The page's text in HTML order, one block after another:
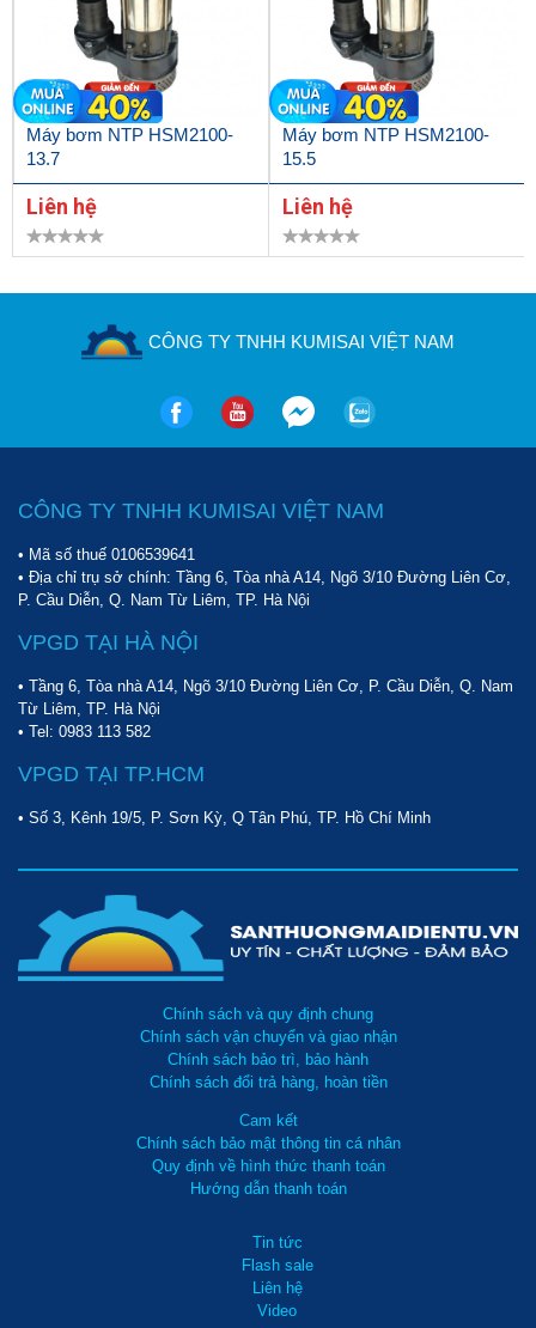
Máy bơm NTP HSM2100-
13.7
Liên hệ
Máy bơm NTP HSM2100-
15.5
Liên hệ
CÔNG TY TNHH KUMISAI VIỆT NAM
CÔNG TY TNHH KUMISAI VIỆT NAM
• Mã số thuế 0106539641
• Địa chỉ trụ sở chính: Tầng 6, Tòa nhà A14, Ngõ 3/10 Đường Liên Cơ,
P. Cầu Diễn, Q. Nam Từ Liêm, TP. Hà Nội
VPGD TẠI HÀ NỘI
• Tầng 6, Tòa nhà A14, Ngõ 3/10 Đường Liên Cơ, P. Cầu Diễn, Q. Nam
Từ Liêm, TP. Hà Nội
• Tel: 0983 113 582
VPGD TẠI TP.HCM
• Số 3, Kênh 19/5, P. Sơn Kỳ, Q Tân Phú, TP. Hồ Chí Minh
Chính sách và quy định chung
Chính sách vận chuyển và giao nhận
Chính sách bảo trì, bảo hành
Chính sách đổi trả hàng, hoàn tiền
Cam kết
Chính sách bảo mật thông tin cá nhân
Quy định về hình thức thanh toán
Hướng dẫn thanh toán
Tin tức
Flash sale
Liên hệ
Video